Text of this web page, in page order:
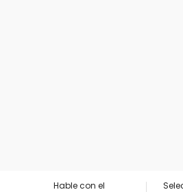
Hable con el